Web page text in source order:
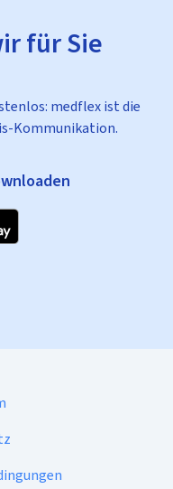
für Sie
medflex ist die
Kommunikation.